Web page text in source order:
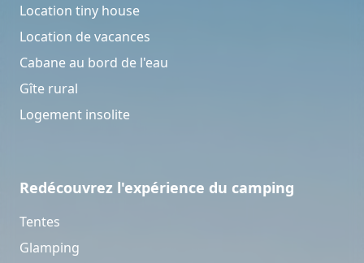
Location tiny house
Location de vacances
Cabane au bord de l'eau
Gîte rural
Logement insolite
Redécouvrez l'expérience du camping
Tentes
Glamping